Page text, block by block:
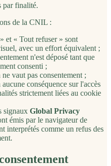
par finalité.
de la CNIL :
et « Tout refuser » sont
avec un effort équivalent ;
n'est déposé tant que
consenti ;
vaut pas consentement ;
conséquence sur l'accès
strictement liées au cookie
signaux Global Privacy
émis par le navigateur de
interprétés comme un refus des